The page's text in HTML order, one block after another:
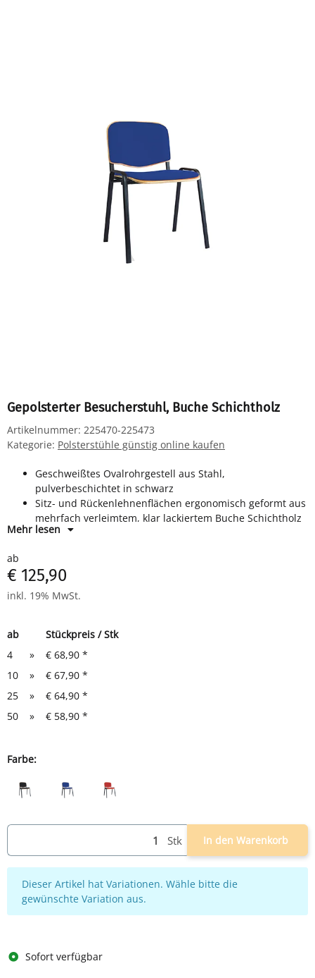
Gepolsterter Besucherstuhl, Buche Schichtholz
Artikelnummer: 225470-225473
Kategorie: Polsterstühle günstig online kaufen
Geschweißtes Ovalrohrgestell aus Stahl,
pulverbeschichtet in schwarz
Sitz- und Rückenlehnenflächen ergonomisch geformt aus
mehrfach verleimtem, klar lackiertem Buche Schichtholz
Sitzfläche und Rückenlehne gepolstert mit Stoffbezug
Sitzmaße: H 460 x B 475 x T 415 mm
Gesamtmaße: H 810 x B 545 x T 425 mm
Mehr lesen
ab
€ 125,90
inkl. 19% MwSt.
ab
Stückpreis / Stk
4
» € 68,90 *
10
» € 67,90 *
25
» € 64,90 *
50
» € 58,90 *
Farbe:
Stk In den Warenkorb
x
Dieser Artikel hat Variationen. Wähle bitte die
gewünschte Variation aus.
Sofort verfügbar